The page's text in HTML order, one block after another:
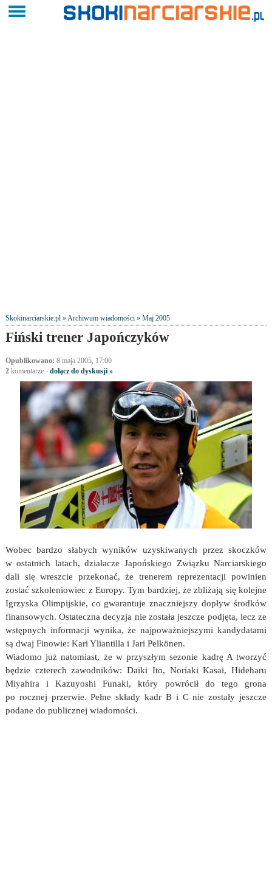
Skokinarciarskie.pl»Archiwum wiadomości» Maj 2005
Fiński trener Japończyków
Opublikowano: 8 maja 2005, 17:00
2komentarze- dołącz do dyskusji »
Wobec bardzo słabych wyników uzyskiwanych przez skoczków
w ostatnich latach, działacze Japońskiego Związku Narciarskiego
dali się wreszcie przekonać, że trenerem reprezentacji powinien
zostać szkoleniowiec z Europy. Tym bardziej, że zbliżają się kolejne
Igrzyska Olimpijskie, co gwarantuje znaczniejszy dopływ środków
finansowych. Ostateczna decyzja nie została jeszcze podjęta, lecz ze
wstępnych informacji wynika, że najpoważniejszymi kandydatami
są dwaj Finowie: Kari Yliantilla i Jari Pelkönen.
Wiadomo już natomiast, że w przyszłym sezonie kadrę A tworzyć
będzie czterech zawodników: Daiki Ito, Noriaki Kasai, Hideharu
Miyahira i Kazuyoshi Funaki, który powrócił do tego grona
po rocznej przerwie. Pełne składy kadr B i C nie zostały jeszcze
podane do publicznej wiadomości.